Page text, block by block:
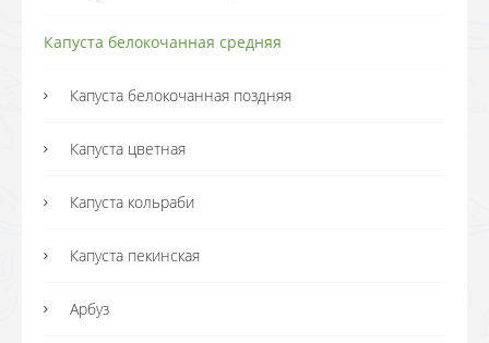
Капуста белокочанная средняя
Капуста белокочанная поздняя
Капуста цветная
Капуста кольраби
Капуста пекинская
Арбуз